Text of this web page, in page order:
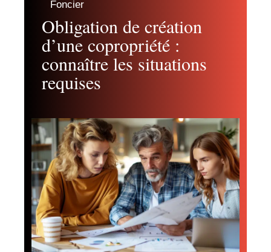
Foncier
Obligation de création
d’une copropriété :
connaître les situations
requises